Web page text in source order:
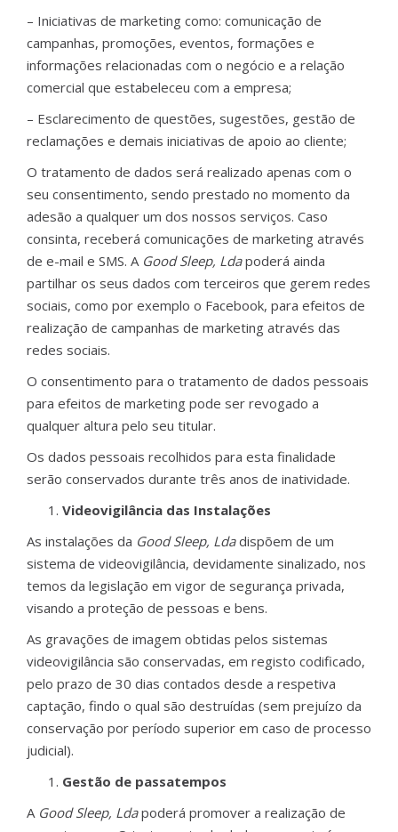
– Iniciativas de marketing como: comunicação de
campanhas, promoções, eventos, formações e
informações relacionadas com o negócio e a relação
comercial que estabeleceu com a empresa;
– Esclarecimento de questões, sugestões, gestão de
reclamações e demais iniciativas de apoio ao cliente;
O tratamento de dados será realizado apenas com o
seu consentimento, sendo prestado no momento da
adesão a qualquer um dos nossos serviços. Caso
consinta, receberá comunicações de marketing através
de e-mail e SMS. A Good Sleep, Ldapoderá ainda
partilhar os seus dados com terceiros que gerem redes
sociais, como por exemplo o Facebook, para efeitos de
realização de campanhas de marketing através das
redes sociais.
O consentimento para o tratamento de dados pessoais
para efeitos de marketing pode ser revogado a
qualquer altura pelo seu titular.
Os dados pessoais recolhidos para esta finalidade
serão conservados durante três anos de inatividade.
Videovigilância das Instalações
As instalações da Good Sleep, Ldadispõem de um
sistema de videovigilância, devidamente sinalizado, nos
temos da legislação em vigor de segurança privada,
visando a proteção de pessoas e bens.
As gravações de imagem obtidas pelos sistemas
videovigilância são conservadas, em registo codificado,
pelo prazo de 30 dias contados desde a respetiva
captação, findo o qual são destruídas (sem prejuízo da
conservação por período superior em caso de processo
judicial).
Gestão de passatempos
A Good Sleep, Ldapoderá promover a realização de